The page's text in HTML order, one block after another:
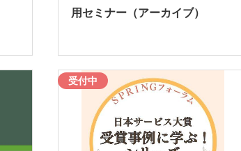
用セミナー（アーカイブ）
受付中